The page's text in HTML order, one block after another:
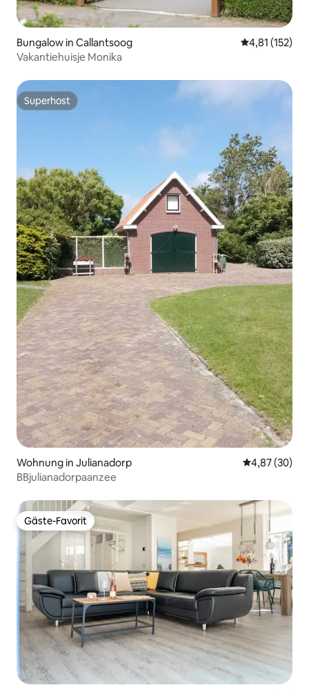
Bungalow in Callantsoog
4,81 (152)
Vakantiehuisje Monika
Superhost
Superhost
Wohnung in Julianadorp
4,87 (30)
BBjulianadorpaanzee
Gäste-Favorit
Gäste-Favorit